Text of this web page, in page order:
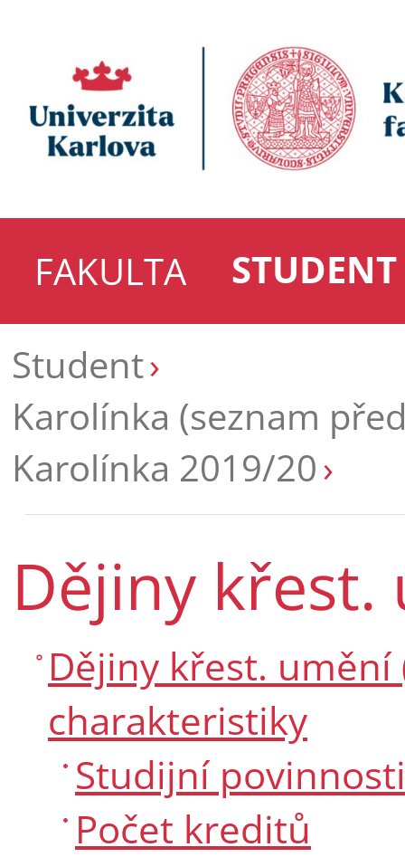
FAKULTA
STUDENT
Student
Karolínka (seznam
Karolínka 2019/20
Dějiny křest.
Dějiny křest. umění
charakteristiky
Studijní povinnosti
Počet kreditů